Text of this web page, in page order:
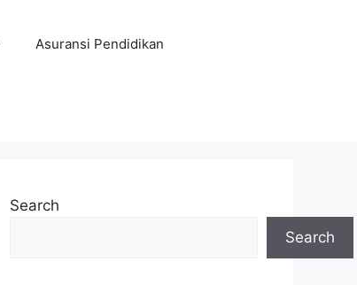
Asuransi Pendidikan
Search
Search